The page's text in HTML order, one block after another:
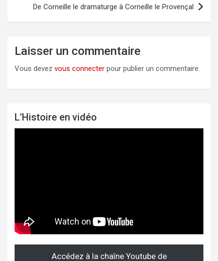
l’articleDe Corneille le dramaturge à Corneille le Provençal
Laisser un commentaire
Vous devez vous connecter pour publier un commentaire.
L'Histoire en vidéo
Accédez à la chaîne Youtube de